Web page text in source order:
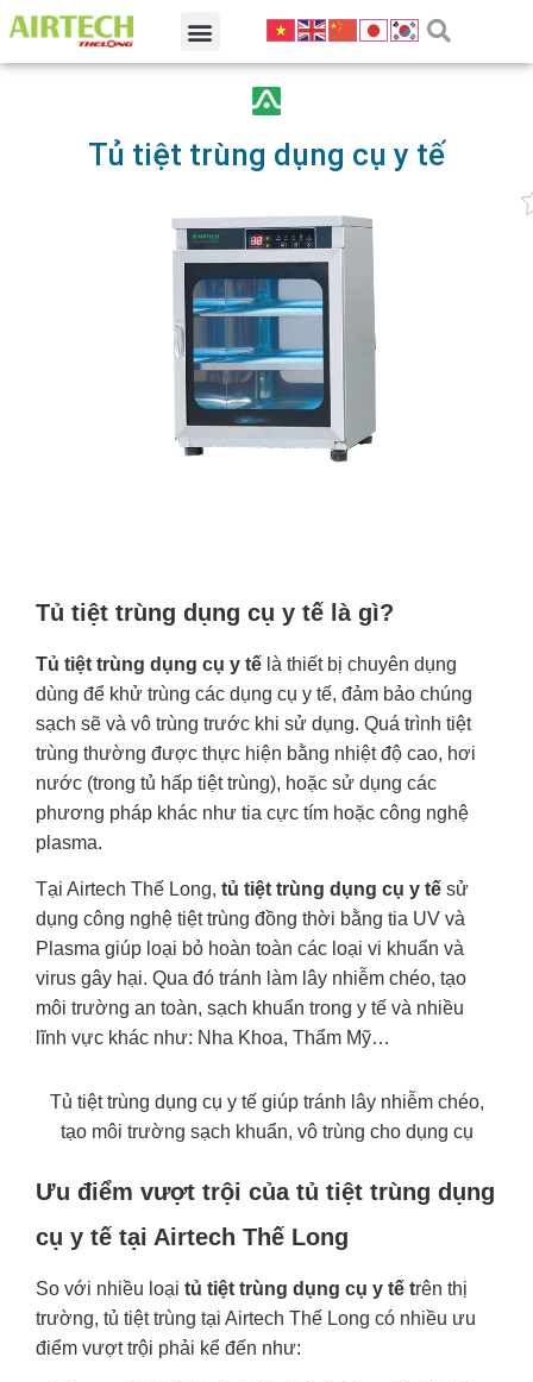
Tủ tiệt trùng dụng cụ y tế
Tủ tiệt trùng dụng cụ y tế là gì?
Tủ tiệt trùng dụng cụ y tế là thiết bị chuyên dụng
dùng để khử trùng các dụng cụ y tế, đảm bảo chúng
sạch sẽ và vô trùng trước khi sử dụng. Quá trình tiệt
trùng thường được thực hiện bằng nhiệt độ cao, hơi
nước (trong tủ hấp tiệt trùng), hoặc sử dụng các
phương pháp khác như tia cực tím hoặc công nghệ
plasma.
Tại Airtech Thế Long, tủ tiệt trùng dụng cụ y tế sử
dụng công nghệ tiệt trùng đồng thời bằng tia UV và
Plasma giúp loại bỏ hoàn toàn các loại vi khuẩn và
virus gây hại. Qua đó tránh làm lây nhiễm chéo, tạo
môi trường an toàn, sạch khuẩn trong y tế và nhiều
lĩnh vực khác như: Nha Khoa, Thẩm Mỹ…
Tủ tiệt trùng dụng cụ y tế giúp tránh lây nhiễm chéo,
tạo môi trường sạch khuẩn, vô trùng cho dụng cụ
Ưu điểm vượt trội của tủ tiệt trùng dụng
cụ y tế tại Airtech Thế Long
So với nhiều loại tủ tiệt trùng dụng cụ y tế trên thị
trường, tủ tiệt trùng tại Airtech Thế Long có nhiều ưu
điểm vượt trội phải kể đến như: